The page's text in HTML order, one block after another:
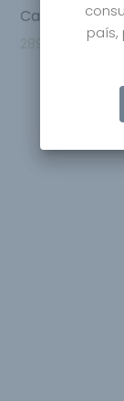
Carbon
289.95
país,